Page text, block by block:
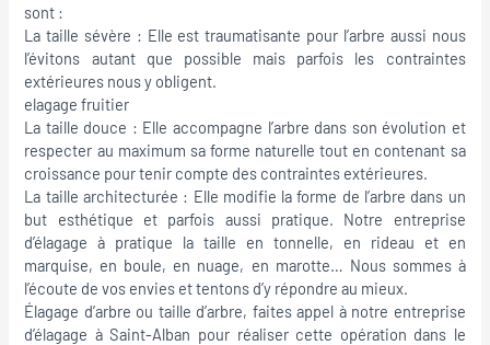
sont :
La taille sévère : Elle est traumatisante pour l’arbre aussi nous
l’évitons autant que possible mais parfois les contraintes
extérieures nous y obligent.
elagage fruitier
La taille douce : Elle accompagne l’arbre dans son évolution et
respecter au maximum sa forme naturelle tout en contenant sa
croissance pour tenir compte des contraintes extérieures.
La taille architecturée : Elle modifie la forme de l’arbre dans un
but esthétique et parfois aussi pratique. Notre entreprise
d’élagage à pratique la taille en tonnelle, en rideau et en
marquise, en boule, en nuage, en marotte… Nous sommes à
l’écoute de vos envies et tentons d’y répondre au mieux.
Élagage d’arbre ou taille d’arbre, faites appel à notre entreprise
d’élagage à Saint-Alban pour réaliser cette opération dans le